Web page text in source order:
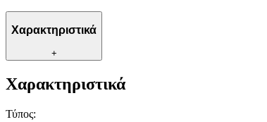
Χαρακτηριστικά
+
Χαρακτηριστικά
Τύπος: